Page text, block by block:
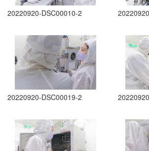
20220920-DSC00010-2
20220920-DSC00019-2